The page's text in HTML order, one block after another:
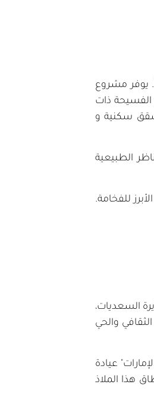
يوفر مشروع
الفسيحة ذات
سكنية و
الطبيعية
للفخامة.
السعديات،
فقط، ويقع بين الحي الثقافي والحي
عيادة
هذا الملاذ